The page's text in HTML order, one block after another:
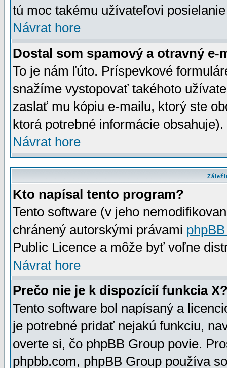
tú moc takému užívateľovi
Návrat hore
Dostal som spamový a otravný e-
To je nám ľúto. Príspevkové
snažíme vystopovať takéhoto
zaslať mu kópiu e-mailu, ktorý ste
ktorá potrebné informácie
Návrat hore
Kto napísal tento program?
Tento software (v jeho
chránený autorskými právami
Public Licence a môže byť voľne
Návrat hore
Prečo nie je k dispozícií funkcia
Tento software bol napísaný a
je potrebné pridať nejakú funkciu,
overte si, čo phpBB Group povie.
phpbb.com, phpBB Group používa